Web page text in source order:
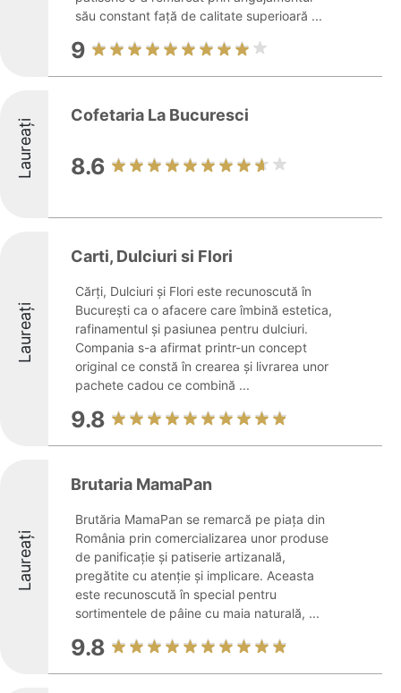
său constant față de calitate superioară ...
9
Laureați
Cofetaria La Bucuresci
8.6
Laureați
Carti, Dulciuri si Flori
Cărți, Dulciuri și Flori este recunoscută în
București ca o afacere care îmbină estetica,
rafinamentul și pasiunea pentru dulciuri.
Compania s-a afirmat printr-un concept
original ce constă în crearea și livrarea unor
pachete cadou ce combină ...
9.8
Laureați
Brutaria MamaPan
Brutăria MamaPan se remarcă pe piața din
România prin comercializarea unor produse
de panificație și patiserie artizanală,
pregătite cu atenție și implicare. Aceasta
este recunoscută în special pentru
sortimentele de pâine cu maia naturală, ...
9.8